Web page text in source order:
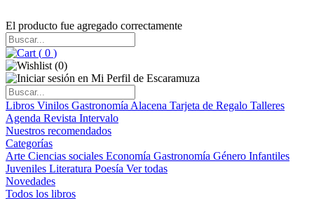
El producto fue agregado correctamente
( 0 )
(0)
Libros Vinilos Gastronomía Alacena Tarjeta de Regalo Talleres
Agenda Revista Intervalo
Nuestros recomendados
Categorías
Arte Ciencias sociales Economía Gastronomía Género Infantiles
Juveniles Literatura Poesía Ver todas
Novedades
Todos los libros